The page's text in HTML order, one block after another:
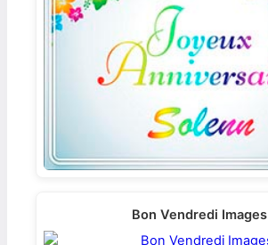
Bon Vendredi Images